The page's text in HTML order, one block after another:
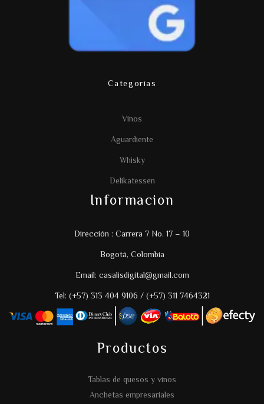
Categorías
Vinos
Aguardiente
Whisky
Delikatessen
Informacion
Dirección : Carrera 7 No. 17 – 10
Bogotá, Colombia
Email: casalisdigital@gmail.com
Tel: (+57) 313 404 9106 / (+57) 311 7464321
Productos
Tablas de quesos y vinos
Anchetas empresariales